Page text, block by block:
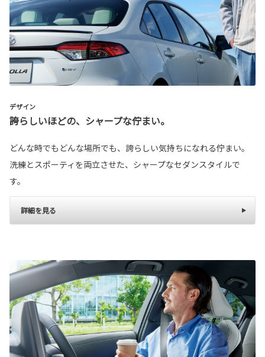
デザイン
誇らしいほどの、シャープな佇まい。
どんな時でもどんな場所でも、誇らしい気持ちになれる佇まい。
洗練とスポーティを両立させた、シャープなセダンスタイルで
す。
詳細を見る